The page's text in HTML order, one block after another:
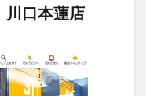
口本蓮店